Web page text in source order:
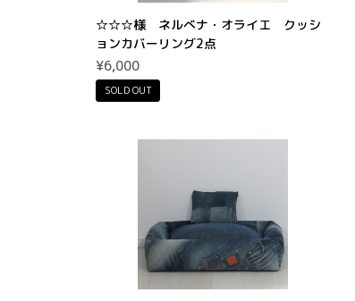
☆☆☆様 ネルべナ・オライエ クッシ
ョンカバーリング2点
¥6,000
SOLD OUT